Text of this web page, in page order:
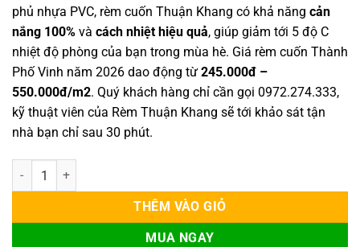
240.000₫.
phủ nhựa PVC, rèm cuốn Thuận Khang có khả năng cản
nắng 100% và cách nhiệt hiệu quả, giúp giảm tới 5 độ C
nhiệt độ phòng của bạn trong mùa hè. Giá rèm cuốn Thành
Phố Vinh năm 2026 dao động từ 245.000đ –
550.000đ/m2. Quý khách hàng chỉ cần gọi 0972.274.333,
kỹ thuật viên của Rèm Thuận Khang sẽ tới khảo sát tận
nhà bạn chỉ sau 30 phút.
Rèm Cuốn TP Vinh: Giải Pháp Chống Nắng "Gió Lào" 100% & Báo
THÊM VÀO GIỎ
MUA NGAY